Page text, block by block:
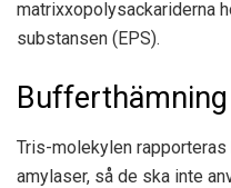
matrixxopolysackariderna
substansen (EPS).
Bufferthämning
Tris-molekylen
amylaser, så de ska inte